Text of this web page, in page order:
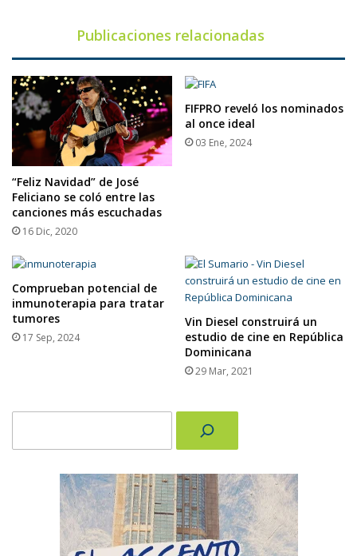
Publicaciones relacionadas
“Feliz Navidad” de José
Feliciano se coló entre las
canciones más escuchadas
16 Dic, 2020
FIFPRO reveló los nominados
al once ideal
03 Ene, 2024
Comprueban potencial de
inmunoterapia para tratar
tumores
17 Sep, 2024
Vin Diesel construirá un
estudio de cine en República
Dominicana
29 Mar, 2021